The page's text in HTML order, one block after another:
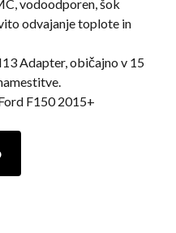
vodoodporen, šok
odvajanje toplote in
Adapter, običajno v 15
F150 2015+